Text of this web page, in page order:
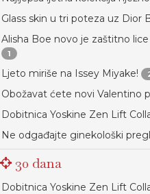
Glass skin u tri poteza uz Dior
Alisha Boe novo je zaštitno
1
Ljeto miriše na Issey Miyake!
Obožavat ćete novi Valentino
Dobitnica Yoskine Zen Lift
Ne odgađajte ginekološki
30 dana
Dobitnica Yoskine Zen Lift